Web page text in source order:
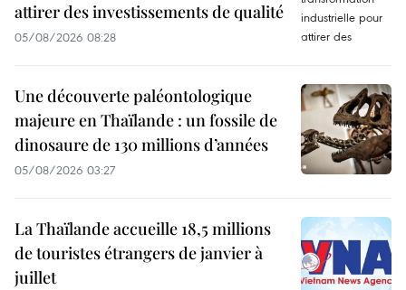
attirer des investissements de qualité
05/08/2026 08:28
Une découverte paléontologique
majeure en Thaïlande : un fossile de
dinosaure de 130 millions d’années
05/08/2026 03:27
La Thaïlande accueille 18,5 millions
de touristes étrangers de janvier à
juillet